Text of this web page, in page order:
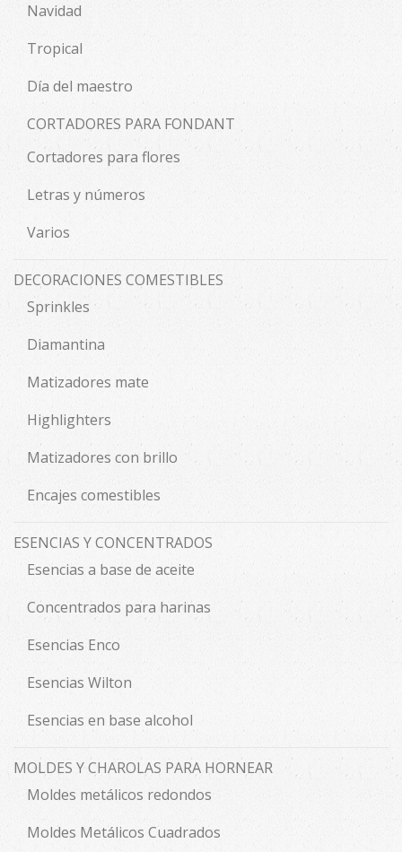
Navidad
Tropical
Día del maestro
CORTADORES PARA FONDANT
Cortadores para flores
Letras y números
Varios
DECORACIONES COMESTIBLES
Sprinkles
Diamantina
Matizadores mate
Highlighters
Matizadores con brillo
Encajes comestibles
ESENCIAS Y CONCENTRADOS
Esencias a base de aceite
Concentrados para harinas
Esencias Enco
Esencias Wilton
Esencias en base alcohol
MOLDES Y CHAROLAS PARA HORNEAR
Moldes metálicos redondos
Moldes Metálicos Cuadrados